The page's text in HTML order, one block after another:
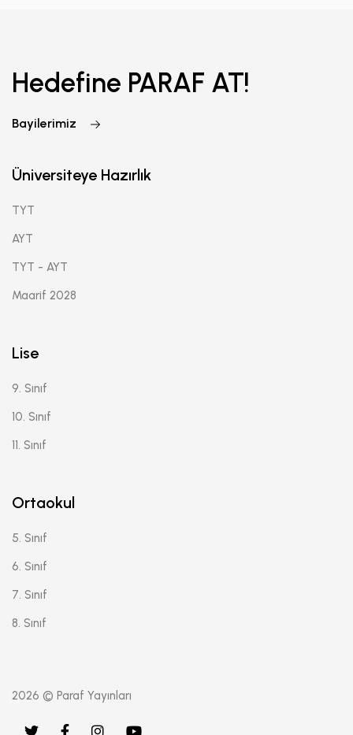
Hedefine PARAF AT!
Bayilerimiz
Üniversiteye Hazırlık
TYT
AYT
TYT - AYT
Maarif 2028
Lise
9. Sınıf
10. Sınıf
11. Sınıf
Ortaokul
5. Sınıf
6. Sınıf
7. Sınıf
8. Sınıf
2026 © Paraf Yayınları